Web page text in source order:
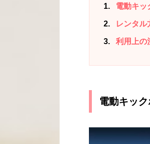
1 電動キッ
2 レンタル
3 利用上の
電動キッ